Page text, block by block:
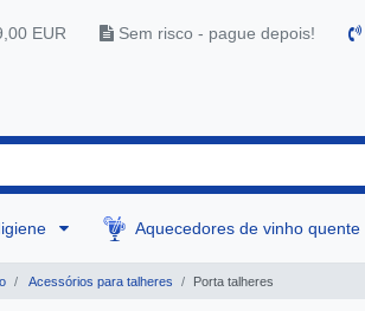
EUR Sem risco - pague depois!
Aquecedores de vinho quente
Acessórios para talheres Porta talheres